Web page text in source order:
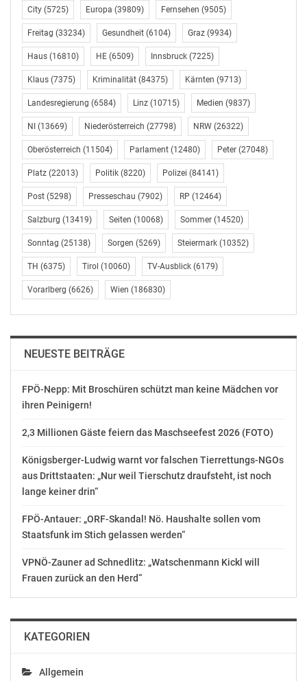
der jeweilige Aussender
Gefällt mir:
Ähnliche Beiträge
Wien-Favoriten:
Festnahme nach
Trafikraub
April 15, 2018
In "Chronik"
POL-F: 191028 – 1116
Frankfurt-
Nordweststadt: Serie
von Angriffen auf
Passanten –
Tatverdächtiger
festgenommen
Frankfurt (ots) - (hol)
Gestern Nachmittag
gelang die Festnahme
eines 25-jährigen
Frankfurters in der
Straße "In der
im Verdacht, für eine
Im Zeitraum vom
bislang unbekannter
scheinbar wahllos
Passanten an.…
Oktober 28, 2019
Wien-Mariahilf/Wien-
Neubau: Festnahmen
nach Raub
April 2, 2018
In "Chronik"
City (5725) Europa (39809) Fernsehen (9505)
Freitag (33234) Gesundheit (6104) Graz (9934)
Haus (16810) HE (6509) Innsbruck (7225)
Klaus (7375) Kriminalität (84375) Kärnten (9713)
Landesregierung (6584) Linz (10715) Medien (9837)
NI (13669) Niederösterreich (27798) NRW (26322)
Oberösterreich (11504) Parlament (12480) Peter (27048)
Platz (22013) Politik (8220) Polizei (84141)
Post (5298) Presseschau (7902) RP (12464)
Salzburg (13419) Seiten (10068) Sommer (14520)
Sonntag (25138) Sorgen (5269) Steiermark (10352)
TH (6375) Tirol (10060) TV-Ausblick (6179)
Vorarlberg (6626) Wien (186830)
NEUESTE BEITRÄGE
FPÖ-Nepp: Mit Broschüren schützt man keine Mädchen vor
ihren Peinigern!
2,3 Millionen Gäste feiern das Maschseefest 2026 (FOTO)
Königsberger-Ludwig warnt vor falschen Tierrettungs-NGOs
aus Drittstaaten: „Nur weil Tierschutz draufsteht, ist noch
lange keiner drin“
FPÖ-Antauer: „ORF-Skandal! Nö. Haushalte sollen vom
Staatsfunk im Stich gelassen werden“
VPNÖ-Zauner ad Schnedlitz: „Watschenmann Kickl will
Frauen zurück an den Herd“
KATEGORIEN
Allgemein